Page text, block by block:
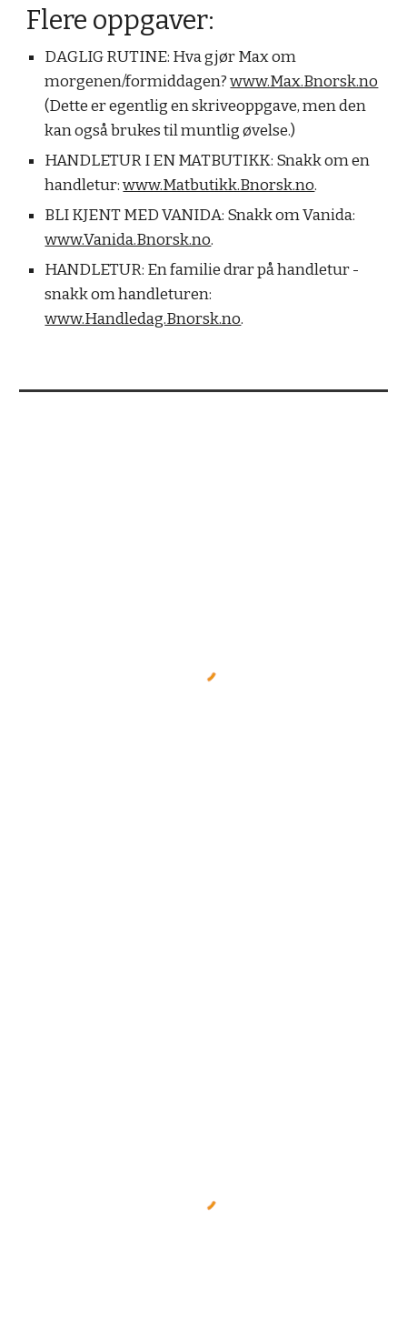
Flere oppgaver:
DAGLIG RUTINE: Hva gjør Max om
morgenen/formiddagen?www.Max.Bnorsk.no
(Dette er egentlig en skriveoppgave, men den
kan også brukes til muntlig øvelse.)
HANDLETUR I EN MATBUTIKK: Snakk om en
handletur:www.Matbutikk.Bnorsk.no.
BLI KJENT MED VANIDA: Snakk om Vanida:
www.Vanida.Bnorsk.no.
HANDLETUR: En familie drar på handletur -
snakk om handleturen:
www.Handledag.Bnorsk.no.